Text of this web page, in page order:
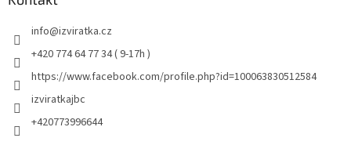
info@izviratka.cz
+420 774 64 77 34 ( 9-17h )
https://www.facebook.com/profile.php?id=100063830512584
izviratkajbc
+420773996644